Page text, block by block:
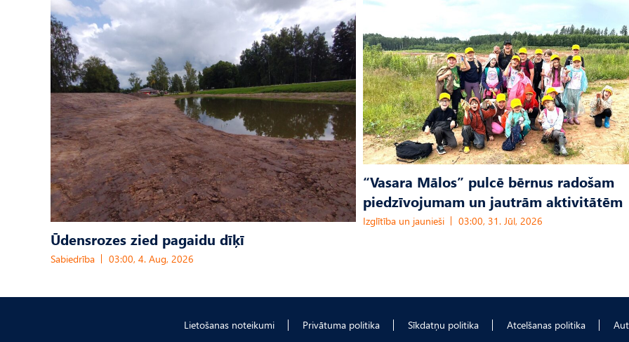
Ūdensrozes zied pagaidu dīķī
Sabiedrība 03:00, 4. Aug, 2026
“Vasara Mālos” pulcē bērnus radošam
piedzīvojumam un jautrām aktivitātēm
Izglītība un jaunieši 03:00, 31. Jūl, 2026
Lietošanas noteikumi Privātuma politika Sīkdatņu politika Atcelšanas politika